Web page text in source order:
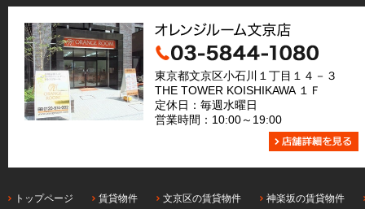
東京都文京区小石川１丁目１４－３
THE TOWER KOISHIKAWA １Ｆ
定休日：毎週水曜日
営業時間：10:00～19:00
トップページ 賃貸物件 文京区の賃貸物件
神楽坂の賃貸物件